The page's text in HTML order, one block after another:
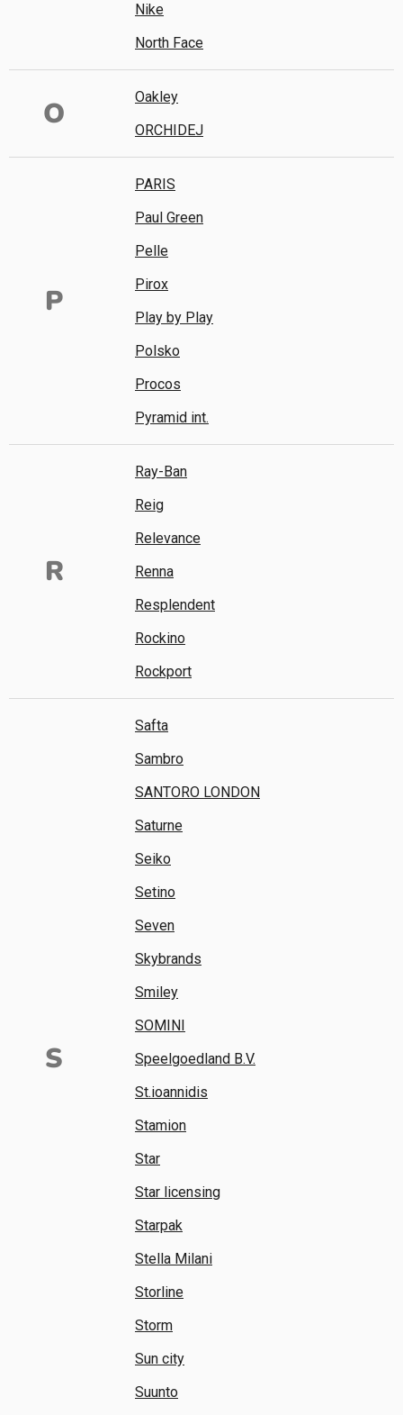
Nike
North Face
O
Oakley
ORCHIDEJ
P
PARIS
Paul Green
Pelle
Pirox
Play by Play
Polsko
Procos
Pyramid int.
R
Ray-Ban
Reig
Relevance
Renna
Resplendent
Rockino
Rockport
S
Safta
Sambro
SANTORO LONDON
Saturne
Seiko
Setino
Seven
Skybrands
Smiley
SOMINI
Speelgoedland B.V.
St.ioannidis
Stamion
Star
Star licensing
Starpak
Stella Milani
Storline
Storm
Sun city
Suunto